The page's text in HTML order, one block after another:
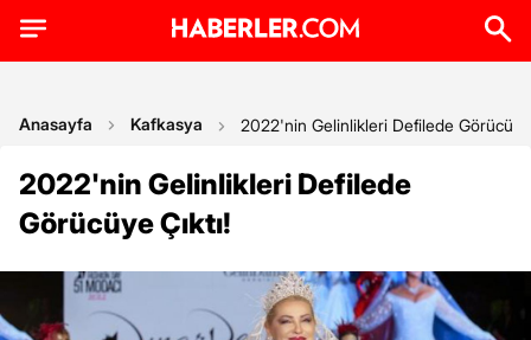
Anasayfa Kafkasya 2022'nin Gelinlikleri Defilede Görücüye
2022'nin Gelinlikleri Defilede
Görücüye Çıktı!